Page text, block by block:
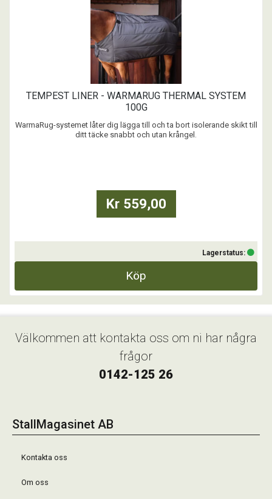
TEMPEST LINER - WARMARUG THERMAL SYSTEM
100G
WarmaRug-systemet låter dig lägga till och ta bort isolerande skikt till
ditt täcke snabbt och utan krångel.
Kr 559,00
Lagerstatus:
Köp
Välkommen att kontakta oss om ni har några
frågor
0142-125 26
StallMagasinet AB
Kontakta oss
Om oss